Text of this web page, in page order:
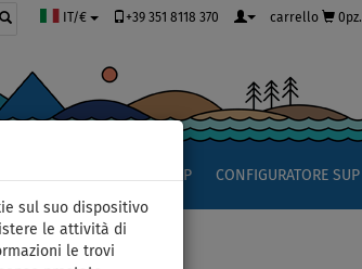
sul suo dispositivo
le attività di
le trovi
IT/€ +39 351 8118 370 carrello 0pz.
APPROCCIO AL SUP CONFIGURATORE SUP